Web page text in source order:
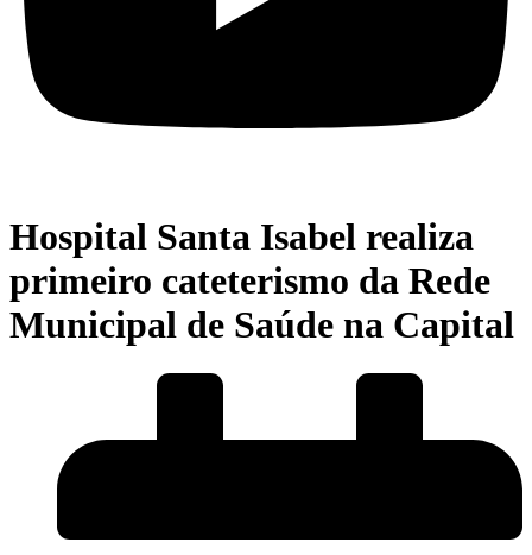
Hospital Santa Isabel realiza
primeiro cateterismo da Rede
Municipal de Saúde na Capital